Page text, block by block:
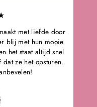
met liefde door
blij met hun mooie
het staat altijd snel
ze het opsturen.